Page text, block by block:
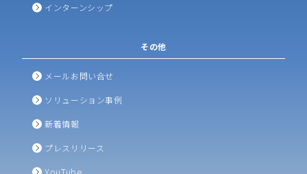
インターンシップ
その他
メールお問い合せ
ソリューション事例
新着情報
プレスリリース